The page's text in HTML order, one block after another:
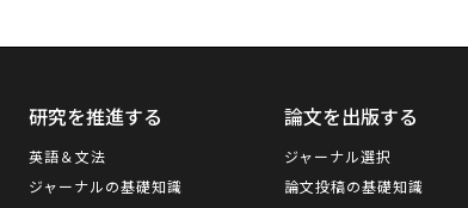
研究を推進する
英語＆文法
ジャーナルの基礎知識
論文を出版する
ジャーナル選択
論文投稿の基礎知識